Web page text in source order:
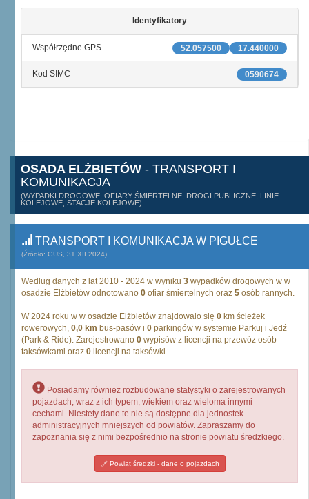
Identyfikatory
17.440000
52.057500
Współrzędne GPS
0590674
Kod SIMC
OSADA ELŻBIETÓW - TRANSPORT I
KOMUNIKACJA
(WYPADKI DROGOWE, OFIARY ŚMIERTELNE, DROGI PUBLICZNE, LINIE
KOLEJOWE, STACJE KOLEJOWE)
TRANSPORT I KOMUNIKACJA W PIGUŁCE
(Źródło: GUS, 31.XII.2024)
Według danych z lat 2010 - 2024 w wyniku 3 wypadków drogowych w w
osadzie Elżbietów odnotowano 0 ofiar śmiertelnych oraz 5 osób rannych.
W 2024 roku w w osadzie Elżbietów znajdowało się 0 km ścieżek
rowerowych, 0,0 km bus-pasów i 0 parkingów w systemie Parkuj i Jedź
(Park & Ride). Zarejestrowano 0 wypisów z licencji na przewóz osób
taksówkami oraz 0 licencji na taksówki.
Posiadamy również rozbudowane statystyki o zarejestrowanych
pojazdach, wraz z ich typem, wiekiem oraz wieloma innymi
cechami. Niestety dane te nie są dostępne dla jednostek
administracyjnych mniejszych od powiatów. Zapraszamy do
zapoznania się z nimi bezpośrednio na stronie powiatu średzkiego.
Powiat średzki - dane o pojazdach